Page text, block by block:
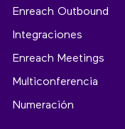
Enreach Outbound
Integraciones
Enreach Meetings
Multiconferencia
Numeración